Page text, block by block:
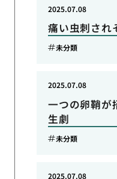
痛い虫刺され
2025.07.08
未分類
一つの卵鞘が
生劇
2025.07.08
未分類
2025.07.08